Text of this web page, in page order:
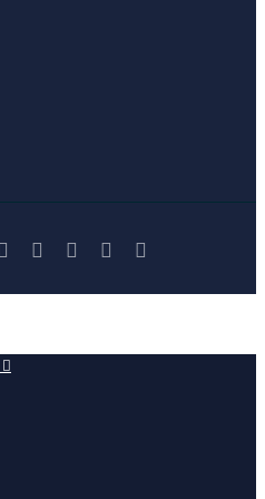
Facebook YouTubeInstagram